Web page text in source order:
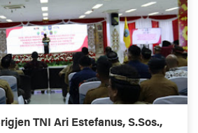
TNI Ari Estefanus, S.Sos.,